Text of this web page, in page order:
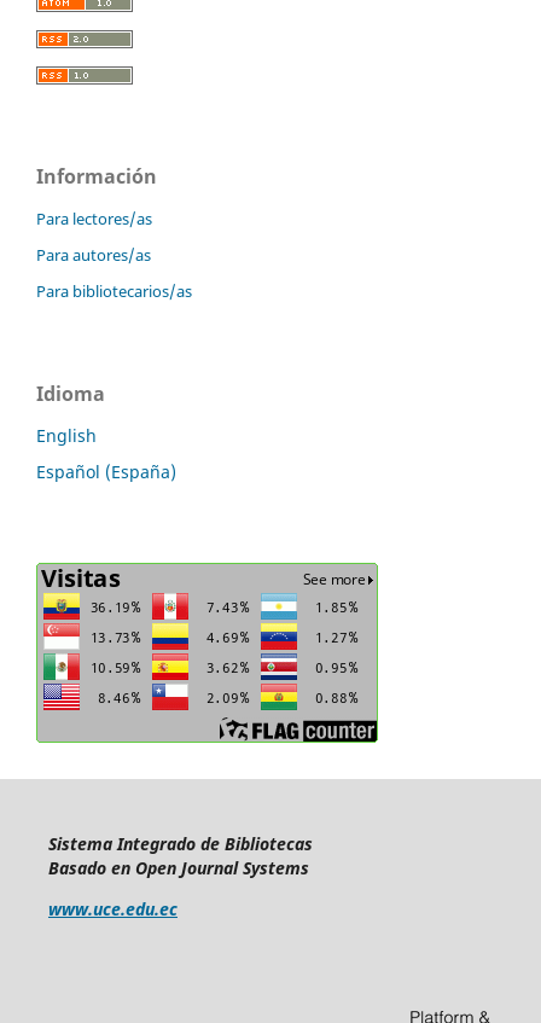
Información
Para lectores/as
Para autores/as
Para bibliotecarios/as
Idioma
English
Español (España)
Sistema Integrado de Bibliotecas
Basado en Open Journal Systems
www.uce.edu.ec